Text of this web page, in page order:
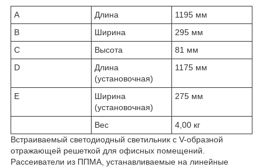
A Длина
1195 мм
B
Ширина
295 мм
C
Высота
81 мм
D
Длина
(установочная)
1175 мм
E
Ширина
(установочная)
275 мм
Вес
4,00 кг
Встраиваемый светодиодный светильник с V-образной
отражающей решеткой для офисных помещений.
Рассеиватели из ППМА, устанавливаемые на линейные